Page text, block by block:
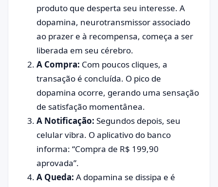
produto que desperta seu interesse. A
dopamina, neurotransmissor associado
ao prazer e à recompensa, começa a ser
liberada em seu cérebro.
A Compra: Com poucos cliques, a
transação é concluída. O pico de
dopamina ocorre, gerando uma sensação
de satisfação momentânea.
A Notificação: Segundos depois, seu
celular vibra. O aplicativo do banco
informa: “Compra de R$ 199,90
aprovada”.
A Queda: A dopamina se dissipa e é